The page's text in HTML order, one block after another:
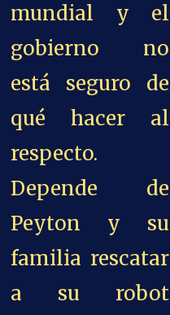
mundial y el
gobierno no
está seguro de
qué hacer al
respecto.
Depende de
Peyton y su
familia rescatar
a su robot